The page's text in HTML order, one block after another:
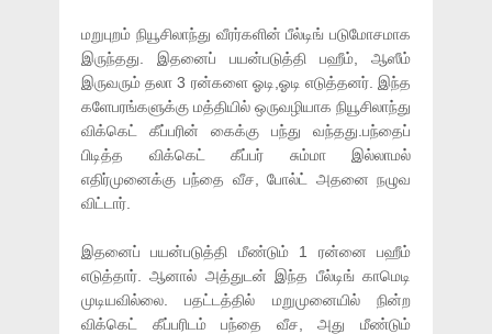
மறுபுறம் நியூசிலாந்து வீரர்களின் பீல்டிங் படுமோசமாக
இருந்தது. இதனைப் பயன்படுத்தி பஹீம், ஆஸீம்
இருவரும் தலா 3 ரன்களை ஓடி,ஓடி எடுத்தனர். இந்த
களேபரங்களுக்கு மத்தியில் ஒருவழியாக நியூசிலாந்து
விக்கெட் கீப்பரின் கைக்கு பந்து வந்தது.பந்தைப்
பிடித்த விக்கெட் கீப்பர் சும்மா இல்லாமல்
எதிர்முனைக்கு பந்தை வீச, போல்ட் அதனை நழுவ
விட்டார்.
இதனைப் பயன்படுத்தி மீண்டும் 1 ரன்னை பஹீம்
எடுத்தார். ஆனால் அத்துடன் இந்த பீல்டிங் காமெடி
முடியவில்லை. பதட்டத்தில் மறுமுனையில் நின்ற
விக்கெட் கீப்பரிடம் பந்தை வீச, அது மீண்டும்